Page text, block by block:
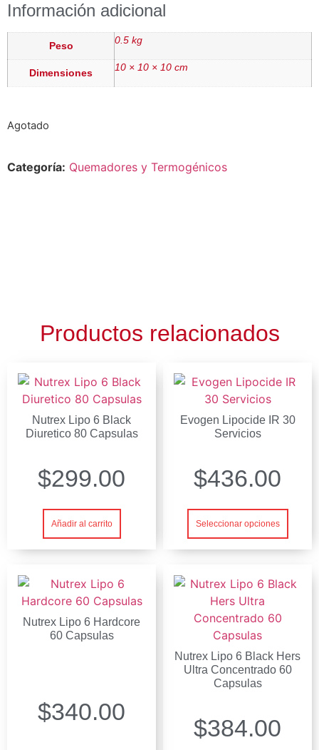
Información adicional
Peso 0.5 kg
Dimensiones 10 × 10 × 10 cm
Agotado
Categoría: Quemadores y Termogénicos
Productos relacionados
Nutrex Lipo 6 Black
Diuretico 80 Capsulas
$299.00
Añadir al carrito
Evogen Lipocide IR 30
Servicios
$436.00
Seleccionar opciones
Nutrex Lipo 6 Hardcore
60 Capsulas
$340.00
Nutrex Lipo 6 Black Hers
Ultra Concentrado 60
Capsulas
$384.00